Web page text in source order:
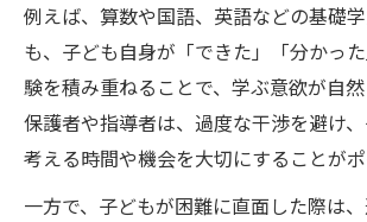
例えば、算数や国語、英語などの基礎
も、子ども自身が「できた」「分かっ
験を積み重ねることで、学ぶ意欲が自然
保護者や指導者は、過度な干渉を避け
考える時間や機会を大切にすることがポ
一方で、子どもが困難に直面した際は